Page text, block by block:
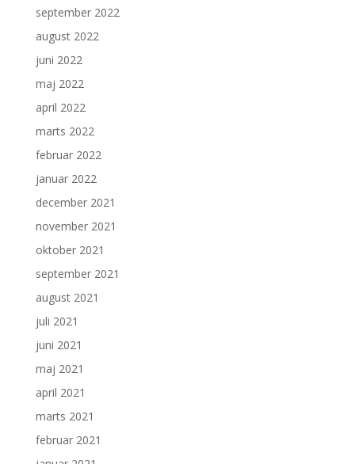
september 2022
august 2022
juni 2022
maj 2022
april 2022
marts 2022
februar 2022
januar 2022
december 2021
november 2021
oktober 2021
september 2021
august 2021
juli 2021
juni 2021
maj 2021
april 2021
marts 2021
februar 2021